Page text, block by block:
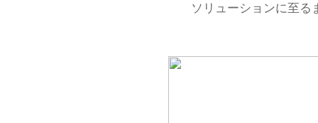
ソリューションに至る